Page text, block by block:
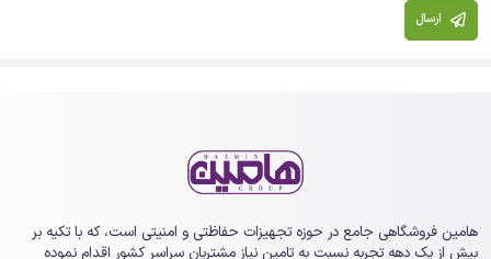
ارسال
هامین فروشگاهی جامع در حوزه تجهیزات حفاظتی و امنیتی است، که با تکیه بر
بیش از یک ‏دهه تجربه نسبت به تامین نیاز مشتریان سراسر کشور اقدام نموده